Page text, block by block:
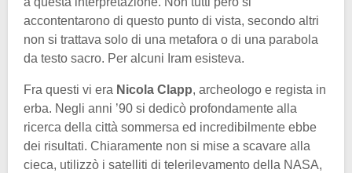
accontentarono di questo punto di vista, secondo altri
non si trattava solo di una metafora o di una parabola
da testo sacro. Per alcuni Iram esisteva.
Fra questi vi era Nicola Clapp, archeologo e regista in
erba. Negli anni ’90 si dedicò profondamente alla
ricerca della città sommersa ed incredibilmente ebbe
dei risultati. Chiaramente non si mise a scavare alla
cieca, utilizzò i satelliti di telerilevamento della NASA,